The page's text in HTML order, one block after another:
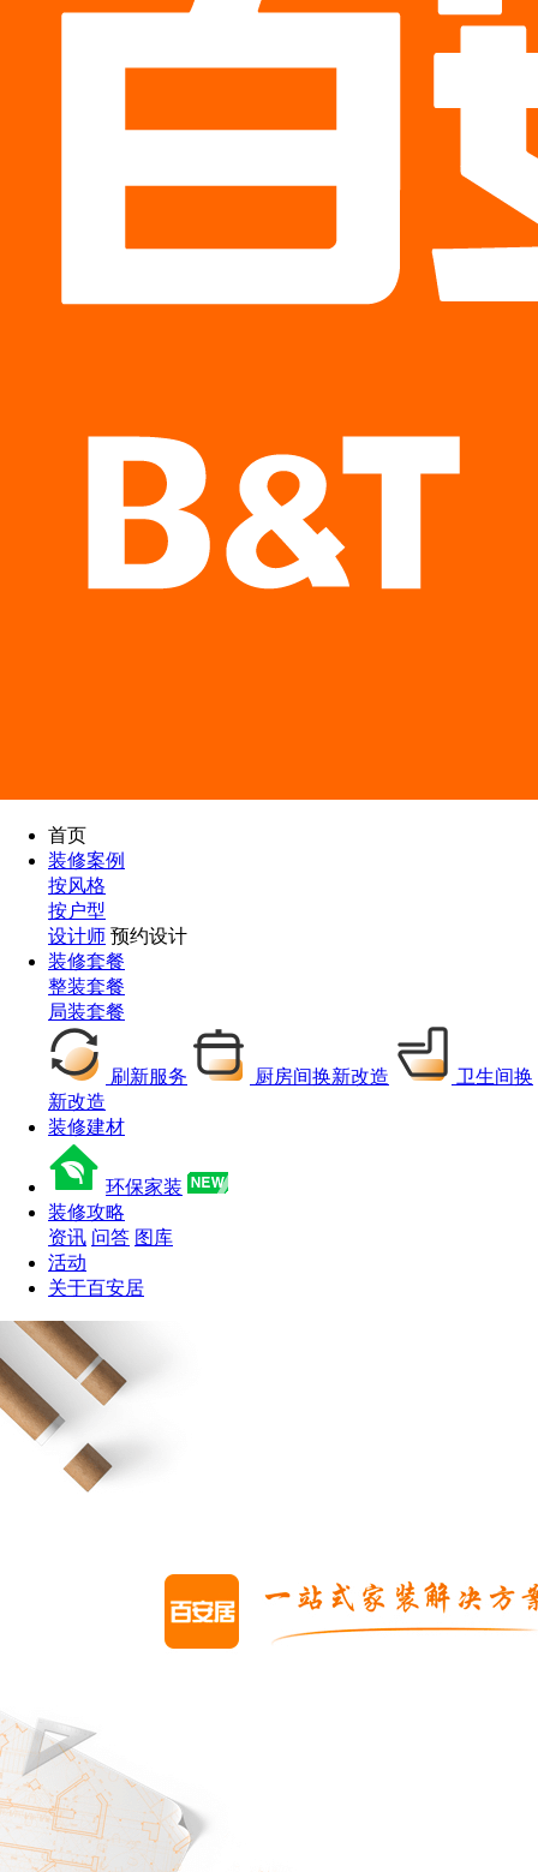
首页
装修案例
按风格
按户型
设计师 预约设计
装修套餐
整装套餐
局装套餐
刷新服务 厨房间换新改造
卫生间换
新改造
装修建材
环保家装
装修攻略
资讯 问答 图库
活动
关于百安居